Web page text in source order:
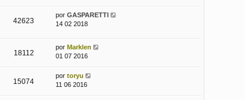
42623
por GASPARETTI
14 02 2018
18112
por Marklen
01 07 2016
15074
por toryu
11 06 2016